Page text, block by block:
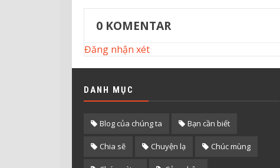
0 KOMENTAR
Đăng nhận xét
DANH MỤC
Blog của chúng ta Bạn cần biết
Chia sẽ Chuyện lạ Chúc mùng